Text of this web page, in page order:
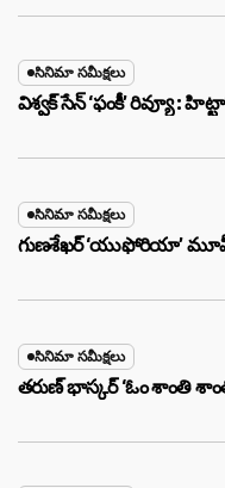
సినిమా సమీక్షలు
విశ్వక్ సేన్ ‘ఫంకీ’ రివ్యూ :
సినిమా సమీక్షలు
గుణశేఖర్ ‘యుఫోరియా’
సినిమా సమీక్షలు
తరుణ్ భాస్కర్ ‘ఓం శాంతి